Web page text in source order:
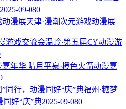
2025-09-080
天津·漫潮次元游戏动漫展
温岭·第五届CY动漫游
平泉·橙色火箭动漫嘉
福州·糖梦
同好“庆”典2025-09-080